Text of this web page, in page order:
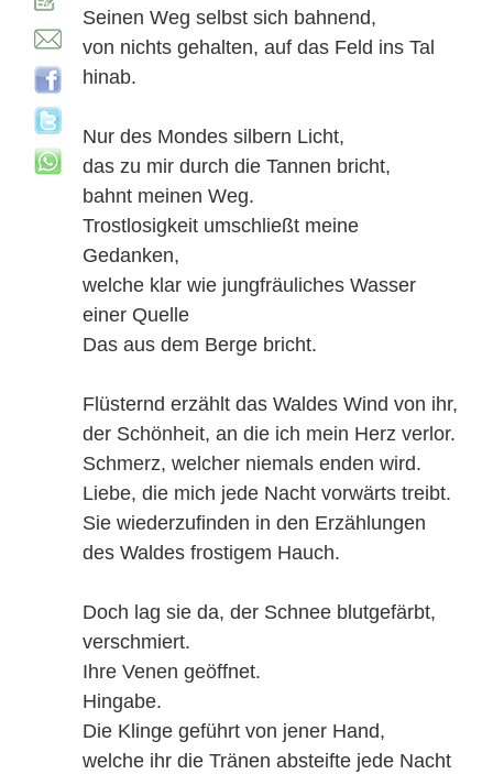
Seinen Weg selbst sich bahnend,
von nichts gehalten, auf das Feld ins Tal
hinab.
Nur des Mondes silbern Licht,
das zu mir durch die Tannen bricht,
bahnt meinen Weg.
Trostlosigkeit umschließt meine
Gedanken,
welche klar wie jungfräuliches Wasser
einer Quelle
Das aus dem Berge bricht.
Flüsternd erzählt das Waldes Wind von ihr,
der Schönheit, an die ich mein Herz verlor.
Schmerz, welcher niemals enden wird.
Liebe, die mich jede Nacht vorwärts treibt.
Sie wiederzufinden in den Erzählungen
des Waldes frostigem Hauch.
Doch lag sie da, der Schnee blutgefärbt,
verschmiert.
Ihre Venen geöffnet.
Hingabe.
Die Klinge geführt von jener Hand,
welche ihr die Tränen absteifte jede Nacht